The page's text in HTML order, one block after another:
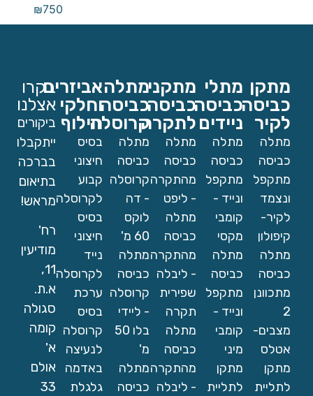
₪750
מתקן
כביסה
לקיר
מתלה
כביסה
מתקפל
ונצמד
לקיר-
קיפולון
מתלה
כביסה
מתכוונן
2
מצבים-
אטלס
מתקן
לתליית
מתלי
כביסה
ניידים
מתלה
כביסה
מתקפל
ונייד -
קומבי
מקסי
מתלה
כביסה
מתקפל
ונייד -
קומבי
מיני
מתקן
לתליית
מתקני
כביסה
לתקרה
מתלה
כביסה
מהתקרה
- ליפט
מתלה
כביסה
מהתקרה
- ליבלה
שפירית
תקרה
מתלה
כביסה
מהתקרה
- ליבלה
מתלה
כביסה
קרוסלה
מתלה
כביסה
קרוסלה
- דה
לוקס
60 מ'
מתלה
כביסה
קרוסלה
- ליידי
בלו 50
מ'
מתלה
כביסה
אביזרים
וחלקי
חילוף
בסיס
חיצוני
קבוע
לקרוסלה
בסיס
חיצוני
נייד
לקרוסלה
ערכת
בסיס
קרוסלה
לנעיצה
באדמה
גלגלת
בקרו
אצלנו
ביקורים
ייתקבלו
בברכה
בתיאום
מראש!
רח'
מודיעין
11,
א.ת.
סגולה
קומה
א'
אולם
33